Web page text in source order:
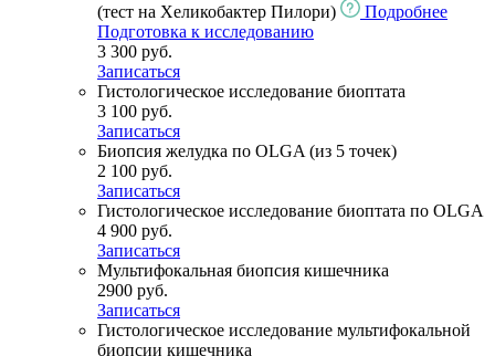
(тест на Хеликобактер Пилори)
Подробнее
Подготовка к исследованию
3 300 руб.
Записаться
Гистологическое исследование биоптата
3 100 руб.
Записаться
Биопсия желудка по OLGA (из 5 точек)
2 100 руб.
Записаться
Гистологическое исследование биоптата по OLGA
4 900 руб.
Записаться
Мультифокальная биопсия кишечника
2900 руб.
Записаться
Гистологическое исследование мультифокальной
биопсии кишечника